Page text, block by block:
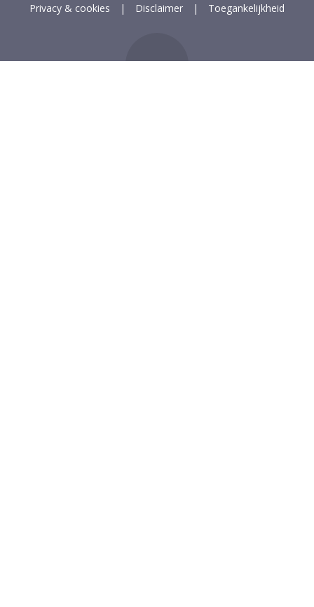
Privacy & cookies Disclaimer Toegankelijkheid
naar boven